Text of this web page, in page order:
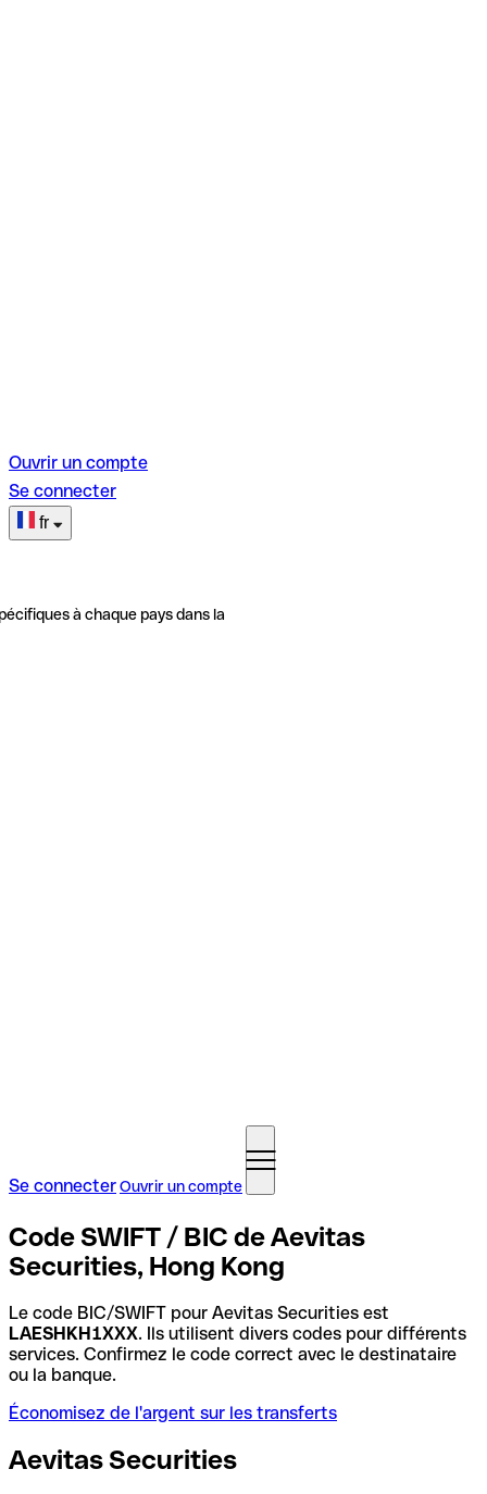
Ouvrir un compte
Se connecter
fr
à chaque pays dans la
Se connecterOuvrir un compte
Code SWIFT / BIC de Aevitas
Securities, Hong Kong
Le code BIC/SWIFT pour Aevitas Securities est
LAESHKH1XXX. Ils utilisent divers codes pour différents
services. Confirmez le code correct avec le destinataire
ou la banque.
Économisez de l'argent sur les transferts
Aevitas Securities